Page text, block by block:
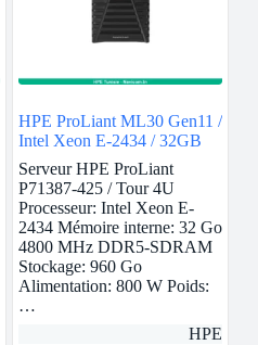
HPE ProLiant ML30 Gen11 /
Intel Xeon E-2434 / 32GB
Serveur HPE ProLiant
P71387-425 / Tour 4U
Processeur: Intel Xeon E-
2434 Mémoire interne: 32 Go
4800 MHz DDR5-SDRAM
Stockage: 960 Go
Alimentation: 800 W Poids:
…
HPE